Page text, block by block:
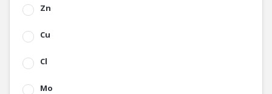
Zn
Cu
Cl
Mo